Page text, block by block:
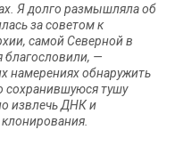
Я долго размышляла об
за советом к
самой Северной в
благословили, —
намерениях обнаружить
сохранившуюся тушу
извлечь ДНК и